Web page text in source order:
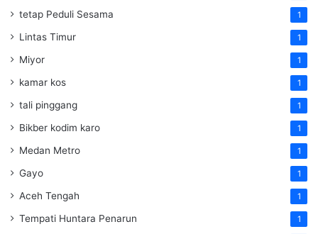
tetap Peduli Sesama 1
Lintas Timur 1
Miyor 1
kamar kos 1
tali pinggang 1
Bikber kodim karo 1
Medan Metro 1
Gayo 1
Aceh Tengah 1
Tempati Huntara Penarun 1